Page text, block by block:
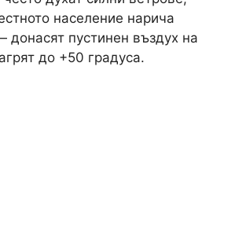
население нарича
донасят пустинен въздух на
до +50 градуса.